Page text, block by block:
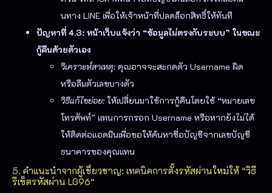
นทาง LINE เพื่อให้เจ้าหน้าที่ปลดล็อกสิทธิ์ให้ทันที
ปัญหาที่ 4.3: หน้าเว็บแจ้งว่า “ข้อมูลไม่ตรงกับระบบ” ในขณะ
กู้คืนด้วยตัวเอง
วิเคราะห์สาเหตุ: คุณอาจจะสะกดตัว Username ผิด
หรือลืมตัวเลขบางตัว
วิธีแก้ไขย่อย: ให้เปลี่ยนมาใช้การกู้คืนโดยใช้ “หมายเลข
โทรศัพท์” แทนการกรอก Username หรือหากยังไม่ได้
ให้ติดต่อแอดมินเพื่อขอให้ค้นหาชื่อบัญชีจากเลขบัญชี
ธนาคารของคุณแทน
5. คำแนะนำจากผู้เชี่ยวชาญ: เทคนิคการตั้งรหัสผ่านใหม่ให้ “วิธี
รีเซ็ตรหัสผ่าน LG96“